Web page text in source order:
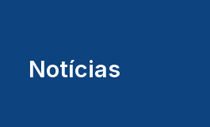
Notícias